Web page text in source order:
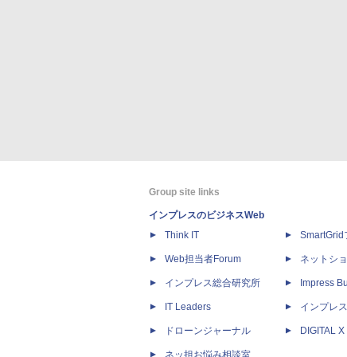
Group site links
インプレスのビジネスWeb
Think IT
Web担当者Forum
インプレス総合研究所
IT Leaders
ドローンジャーナル
ネッ担お悩み相談室
SmartGrid
ネットシ
Impress
インプレ
DIGITAL